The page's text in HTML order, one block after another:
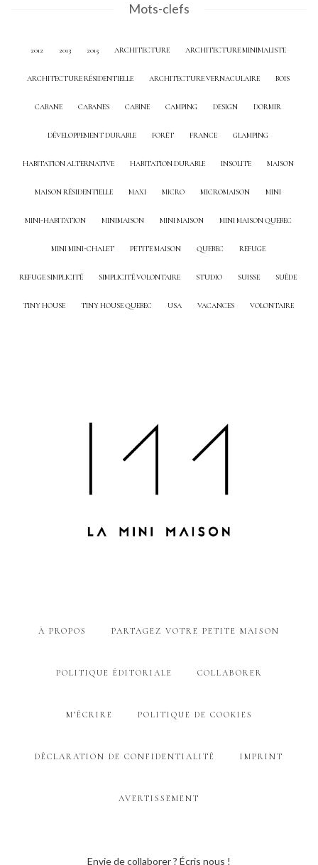
Mots-clefs
2012 2013 2015 ARCHITECTURE ARCHITECTURE MINIMALISTE
ARCHITECTURE RÉSIDENTIELLE ARCHITECTURE VERNACULAIRE BOIS
CABANE CABANES CABINE CAMPING DESIGN DORMIR
DÉVELOPPEMENT DURABLE FORÊT FRANCE GLAMPING
HABITATION ALTERNATIVE HABITATION DURABLE INSOLITE MAISON
MAISON RÉSIDENTIELLE MAXI MICRO MICROMAISON MINI
MINI-HABITATION MINIMAISON MINI MAISON MINI MAISON QUEBEC
MINI MINI-CHALET PETITE MAISON QUEBEC REFUGE
REFUGE SIMPLICITÉ SIMPLICITÉ VOLONTAIRE STUDIO SUISSE SUÈDE
TINY HOUSE TINY HOUSE QUEBEC USA VACANCES VOLONTAIRE
À PROPOS PARTAGEZ VOTRE PETITE MAISON
POLITIQUE ÉDITORIALE COLLABORER
M’ÉCRIRE POLITIQUE DE COOKIES
DÉCLARATION DE CONFIDENTIALITÉ IMPRINT
AVERTISSEMENT
Envie de collaborer ? Écris nous !